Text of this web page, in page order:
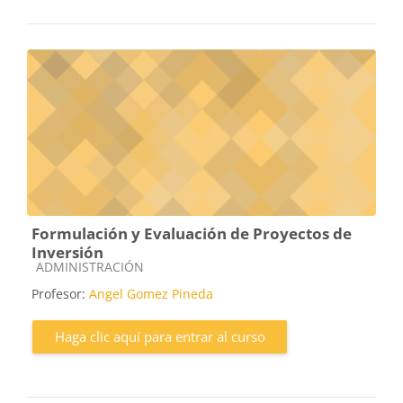
Formulación y Evaluación de Proyectos de
Inversión
Categoría de cursos
ADMINISTRACIÓN
Profesor: Angel Gomez Pineda
Haga clic aquí para entrar al curso